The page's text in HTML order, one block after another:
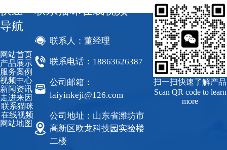
快速
导航
网站首页
产品展示
服务案例
视频中心
新闻资讯
走进来因
联系猫咪
在线视频
网站地图
联系猫咪在线视频
联系人：董经理
联系电话：18863626387
公司邮箱：
laiyinkeji@126.com
公司地址：山东省潍坊市
高新区欧龙科技园实验楼
二楼
扫一扫快速了解产品
Scan QR code to learn
more